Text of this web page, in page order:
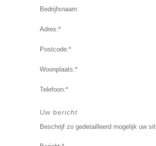
Bedrijfsnaam:
Adres:*
Postcode:*
Woonplaats:*
Telefoon:*
Uw bericht
Beschrijf zo gedetailleerd mogelijk uw